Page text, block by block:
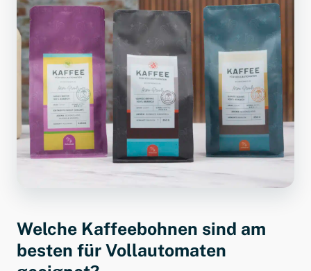
Welche Kaffeebohnen sind am
besten für Vollautomaten